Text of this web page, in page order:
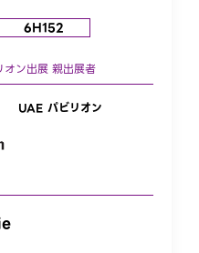
6H152
UAE パビリオン